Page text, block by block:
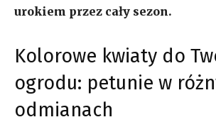
urokiem przez cały sezon.
Kolorowe kwiaty do
ogrodu: petunie w
odmianach